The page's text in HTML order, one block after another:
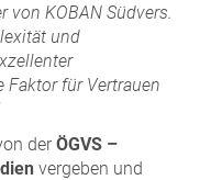
KOBAN Südvers.
und
Faktor für Vertrauen
der ÖGVS –
vergeben und